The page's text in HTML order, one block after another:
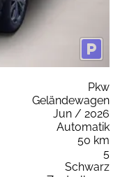
Pkw
Geländewagen
Jun / 2026
Automatik
50 km
5
Schwarz